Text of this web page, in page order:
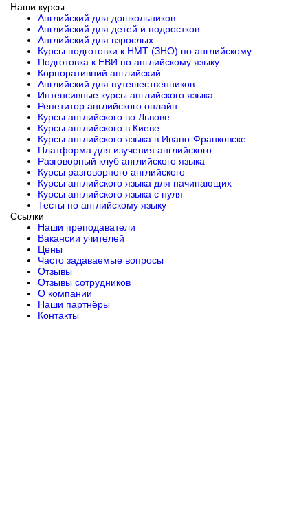
Наши курсы
Английский для дошкольников
Английский для детей и подростков
Английский для взрослых
Курсы подготовки к НМТ (ЗНО) по английскому
Подготовка к ЕВИ по английскому языку
Корпоративний английский
Английский для путешественников
Интенсивные курсы английского языка
Репетитор английского онлайн
Курсы английского во Львове
Курсы английского в Киеве
Курсы английского языка в Ивано-Франковске
Платформа для изучения английского
Разговорный клуб английского языка
Курсы разговорного английского
Курсы английского языка для начинающих
Курсы английского языка с нуля
Тесты по английскому языку
Ссылки
Наши преподаватели
Вакансии учителей
Цены
Часто задаваемые вопросы
Отзывы
Отзывы сотрудников
О компании
Наши партнёры
Контакты